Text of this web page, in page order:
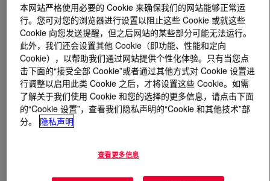
什么是ELITE™ 5400 G Enhanced Polyethylene
Resin
A linear low density copolymer produced by INSITE
本网站严格使用必要的 Cookie 来确保我们的网站能够正常运
行。您可对您的浏览器进行设置以阻止这些 Cookie 或就这些
Cookie 向您发送提醒，但之后网站的某些部分可能无法运行。
此外，我们还会设置其他 Cookie（即功能、性能和定向
Cookie），以帮助我们通过网站提供个性化体验。只有当您点
击下面的“接受全部 Cookie”或者通过其他方式对 Cookie 设置进
行调整以启用此类 Cookie 之后，才将设置这些 Cookie。如需
了解关于我们使用 Cookie 和您的选择的更多信息，请点击下面
的“Cookie 设置”，查看我们隐私声明的“Cookie 和其他技术”部
分。
隐私声明
查看更多信息